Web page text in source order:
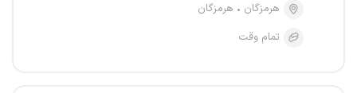
هرمزگان
هرمزگان
تمام وقت